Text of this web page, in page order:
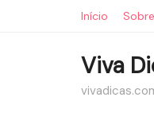
Início Sobre
Viva